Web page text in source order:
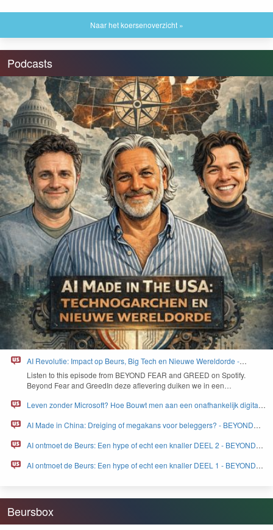
Naar het koersenoverzicht »
Podcasts
AI Revolutie: Impact op Beurs, Big Tech en Nieuwe Wereldorde -
BEYOND FEAR and GREED
Lis­ten to this episode from BEYOND FEAR and GREED on Spo­ti­fy.
Beyond Fear and Greed­In deze aflev­er­ing duiken we in een…
Leven zonder Microsoft? Hoe Bouwt men aan een onafhankelijk digitaal
AI Made in China: Dreiging of megakans voor beleggers? - BEYOND
AI ontmoet de Beurs: Een hype of echt een knaller DEEL 2 - BEYOND
AI ontmoet de Beurs: Een hype of echt een knaller DEEL 1 - BEYOND
Beursbox